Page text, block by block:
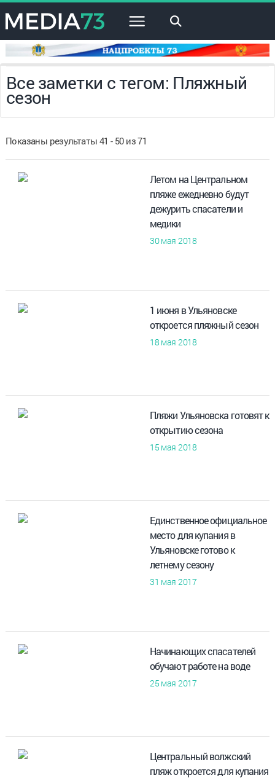
×
Все заметки с тегом: Пляжный
сезон
Показаны результаты 41 - 50 из 71
Летом на Центральном
пляже ежедневно будут
дежурить спасатели и
медики
30 мая 2018
1 июня в Ульяновске
откроется пляжный сезон
18 мая 2018
Пляжи Ульяновска готовят к
открытию сезона
15 мая 2018
Единственное официальное
место для купания в
Ульяновске готово к
летнему сезону
31 мая 2017
Начинающих спасателей
обучают работе на воде
25 мая 2017
Центральный волжский
пляж откроется для купания